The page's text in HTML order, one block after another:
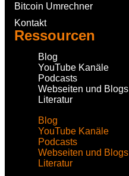
Bitcoin Umrechner
Kontakt
Ressourcen
Blog
YouTube Kanäle
Podcasts
Webseiten und Blogs
Literatur
Blog
YouTube Kanäle
Podcasts
Webseiten und Blogs
Literatur